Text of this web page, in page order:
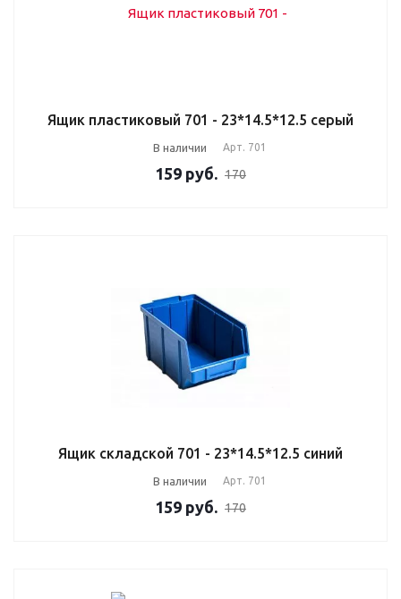
Ящик пластиковый 701 - 23*14.5*12.5 серый
В наличии Арт. 701
159 руб. 170
Ящик складской 701 - 23*14.5*12.5 синий
В наличии Арт. 701
159 руб. 170